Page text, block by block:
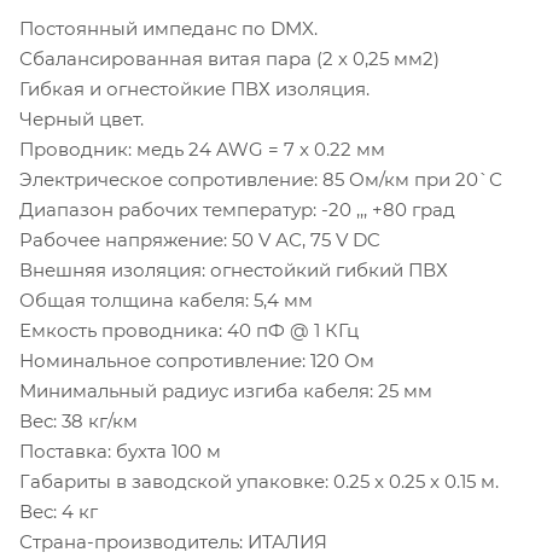
Постоянный импеданс по DMX.
Сбалансированная витая пара (2 х 0,25 мм2)
Гибкая и огнестойкие ПВХ изоляция.
Черный цвет.
Проводник: медь 24 AWG = 7 x 0.22 мм
Электрическое сопротивление: 85 Ом/км при 20`С
Диапазон рабочих температур: -20 ,,, +80 град
Рабочее напряжение: 50 V АС, 75 V DC
Внешняя изоляция: огнестойкий гибкий ПВХ
Общая толщина кабеля: 5,4 мм
Емкость проводника: 40 пФ @ 1 КГц
Номинальное сопротивление: 120 Ом
Минимальный радиус изгиба кабеля: 25 мм
Вес: 38 кг/км
Поставка: бухта 100 м
Габариты в заводской упаковке: 0.25 x 0.25 x 0.15 м.
Вес: 4 кг
Страна-производитель: ИТАЛИЯ